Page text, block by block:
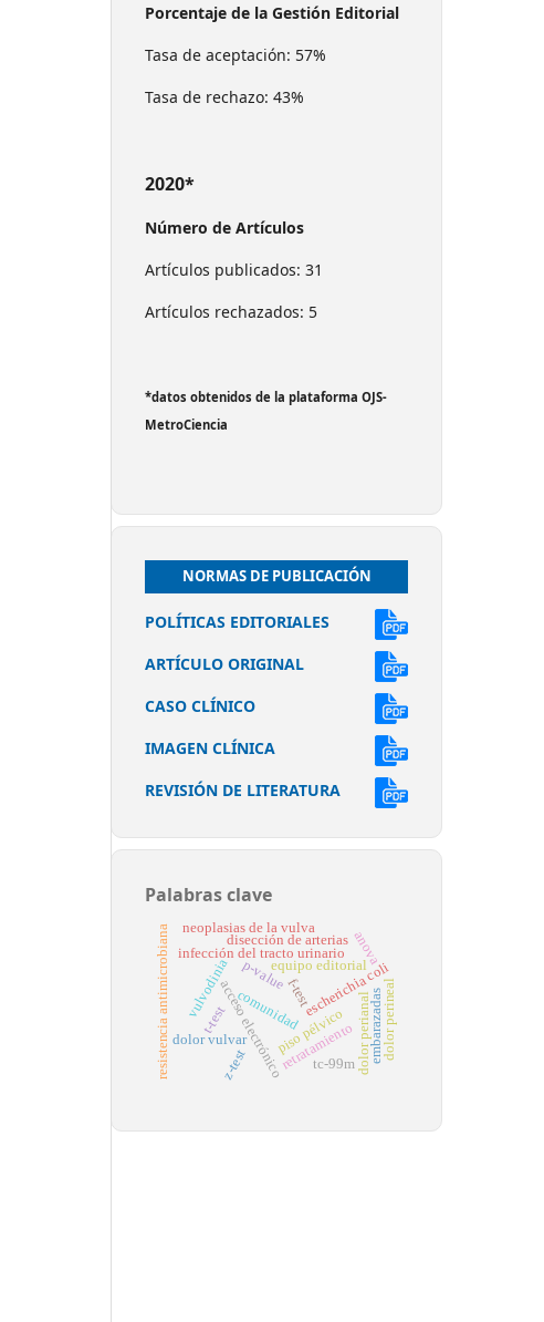
Porcentaje de la Gestión Editorial
Tasa de aceptación: 57%
Tasa de rechazo: 43%
2020*
Número de Artículos
Artículos publicados: 31
Artículos rechazados: 5
*datos obtenidos de la plataforma OJS-
MetroCiencia
NORMAS DE PUBLICACIÓN
POLÍTICAS EDITORIALES
ARTÍCULO ORIGINAL
CASO CLÍNICO
IMAGEN CLÍNICA
REVISIÓN DE LITERATURA
Palabras clave
equipo editorial
acceso electrónico
infección del tracto urinario
comunidadescherichia coli
resistencia antimicrobiana dolor perineal
vulvodinia
dolor vulvar dolor perianal
piso pélvico
retratamiento
p-value
z-test
t-test
anova
f-test
disección de arterias
neoplasias de la vulva
embarazadas
tc-99m